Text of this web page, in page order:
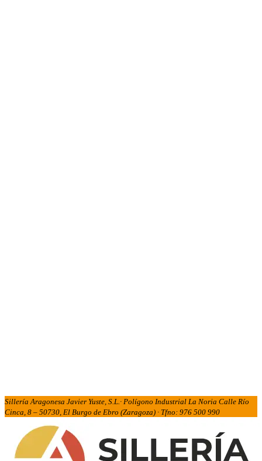
Sillería Aragonesa Javier Yuste, S.L.· Polígono Industrial La Noria Calle Río
Cinca, 8 – 50730, El Burgo de Ebro (Zaragoza) · Tfno: 976 500 990